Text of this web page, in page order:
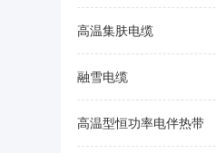
高温集肤电缆
融雪电缆
高温型恒功率电伴热带